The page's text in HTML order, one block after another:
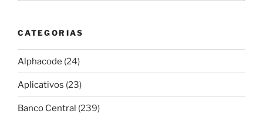
CATEGORIAS
Alphacode (24)
Aplicativos (23)
Banco Central (239)